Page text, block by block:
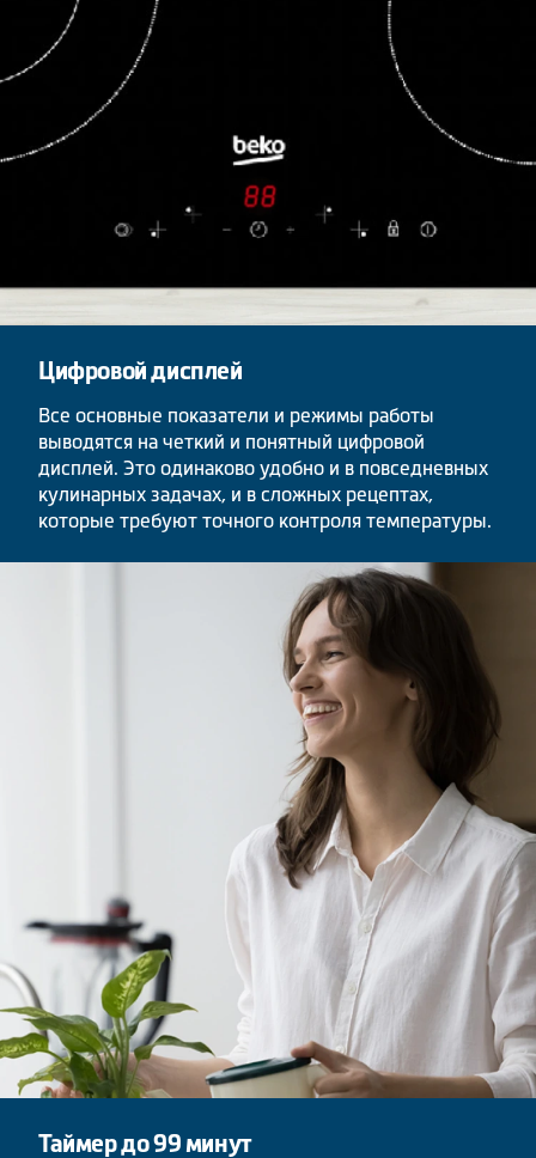
Цифровой дисплей
Все основные показатели и режимы работы
выводятся на четкий и понятный цифровой
дисплей. Это одинаково удобно и в повседневных
кулинарных задачах, и в сложных рецептах,
которые требуют точного контроля температуры.
Таймер до 99 минут